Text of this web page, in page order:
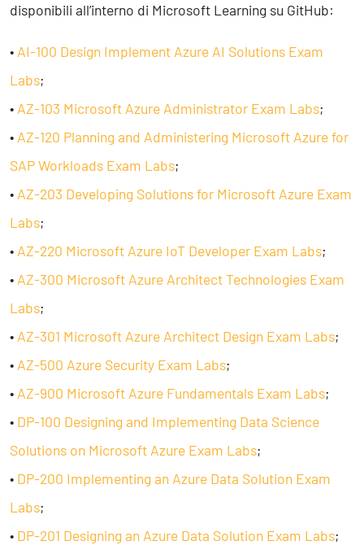
disponibili all’interno di Microsoft Learning su GitHub:
• AI-100 Design Implement Azure AI Solutions Exam
Labs;
• AZ-103 Microsoft Azure Administrator Exam Labs;
• AZ-120 Planning and Administering Microsoft Azure for
SAP Workloads Exam Labs;
• AZ-203 Developing Solutions for Microsoft Azure Exam
Labs;
• AZ-220 Microsoft Azure IoT Developer Exam Labs;
• AZ-300 Microsoft Azure Architect Technologies Exam
Labs;
• AZ-301 Microsoft Azure Architect Design Exam Labs;
• AZ-500 Azure Security Exam Labs;
• AZ-900 Microsoft Azure Fundamentals Exam Labs;
• DP-100 Designing and Implementing Data Science
Solutions on Microsoft Azure Exam Labs;
• DP-200 Implementing an Azure Data Solution Exam
Labs;
• DP-201 Designing an Azure Data Solution Exam Labs;